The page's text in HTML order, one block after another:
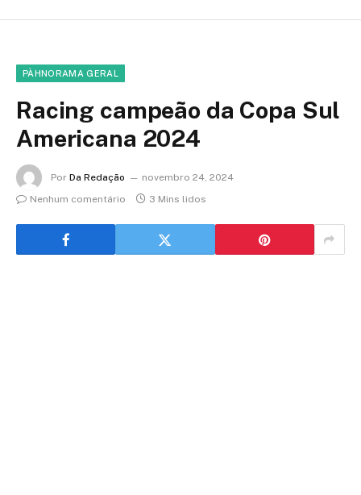
PÀHNORAMA GERAL
Racing campeão da Copa Sul
Americana 2024
Por Da Redação
novembro 24, 2024
Nenhum comentário
3 Mins lidos